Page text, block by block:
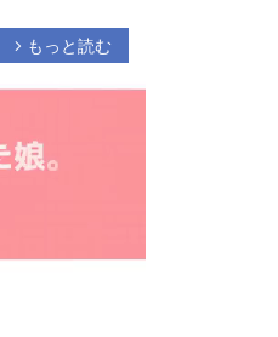
arrow_forward_ios もっと読む